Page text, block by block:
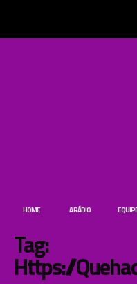
HOME A RÁDIO
Tag:
Https://